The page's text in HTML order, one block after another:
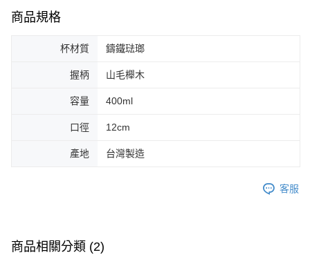
商品規格
杯材質 鑄鐵琺瑯
握柄 山毛櫸木
容量 400ml
口徑 12cm
產地 台灣製造
客服
商品相關分類 (2)